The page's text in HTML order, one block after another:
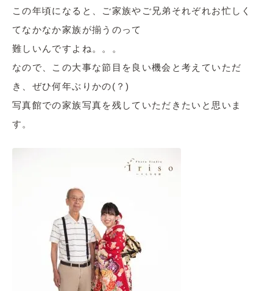
この年頃になると、ご家族やご兄弟それぞれお忙しく
てなかなか家族が揃うのって
難しいんですよね。。。
なので、この大事な節目を良い機会と考えていただ
き、ぜひ何年ぶりかの(？)
写真館での家族写真を残していただきたいと思いま
す。